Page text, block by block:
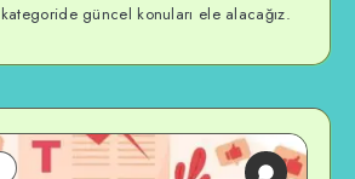
güncel konuları ele alacağız.